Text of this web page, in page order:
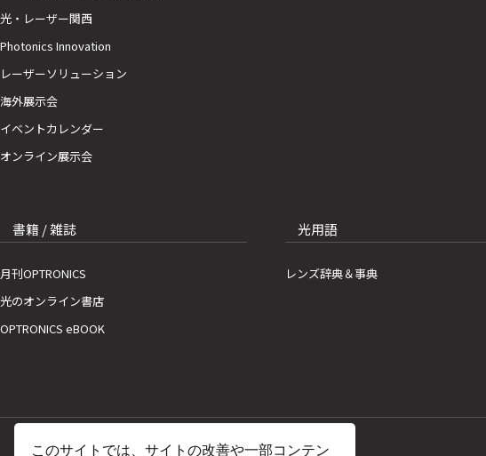
このサイトでは、サイトの改善や一部コンテン
光・レーザー関西
Photonics Innovation
レーザーソリューション
海外展示会
イベントカレンダー
オンライン展示会
書籍 / 雑誌
月刊OPTRONICS
光のオンライン書店
OPTRONICS eBOOK
光用語
レンズ辞典＆事典